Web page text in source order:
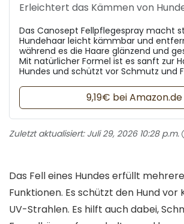
Erleichtert das Kämmen von
Das Canosept Fellpflegespray macht
Hundehaar leicht kämmbar und
während es die Haare glänzend und
Mit natürlicher Formel ist es sanft zur
Hundes und schützt vor Schmutz und
9,19€ bei Amazon.de
Zuletzt aktualisiert: Juli 29, 2026 10:28 p.m.
Das Fell eines Hundes erfüllt
Funktionen. Es schützt den Hund vor
UV-Strahlen. Es hilft auch dabei,